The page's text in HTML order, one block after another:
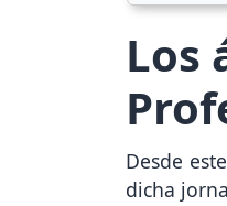
Los
Desde
dicha